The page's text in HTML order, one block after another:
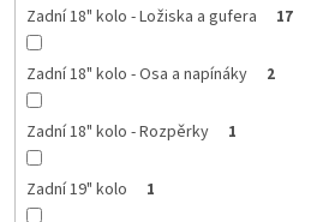
Zadní 18" kolo - Ložiska a gufera 17
Zadní 18" kolo - Osa a napínáky 2
Zadní 18" kolo - Rozpěrky 1
Zadní 19" kolo 1